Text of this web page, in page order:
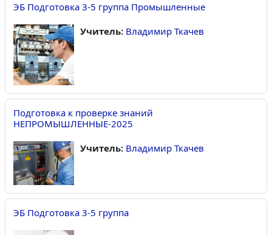
ЭБ Подготовка 3-5 группа Промышленные
Учитель: Владимир Ткачев
Подготовка к проверке знаний
НЕПРОМЫШЛЕННЫЕ-2025
Учитель: Владимир Ткачев
ЭБ Подготовка 3-5 группа